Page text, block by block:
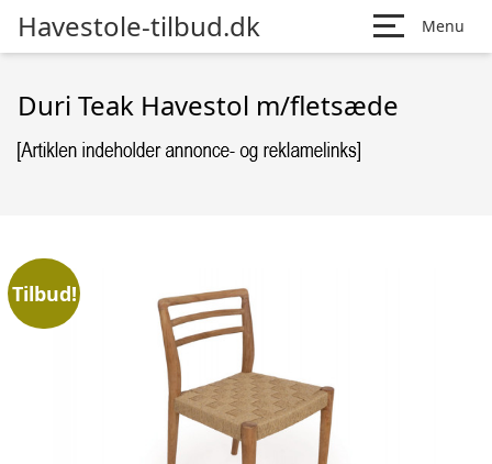
Havestole-tilbud.dk Menu
Duri Teak Havestol m/fletsæde
Tilbud!